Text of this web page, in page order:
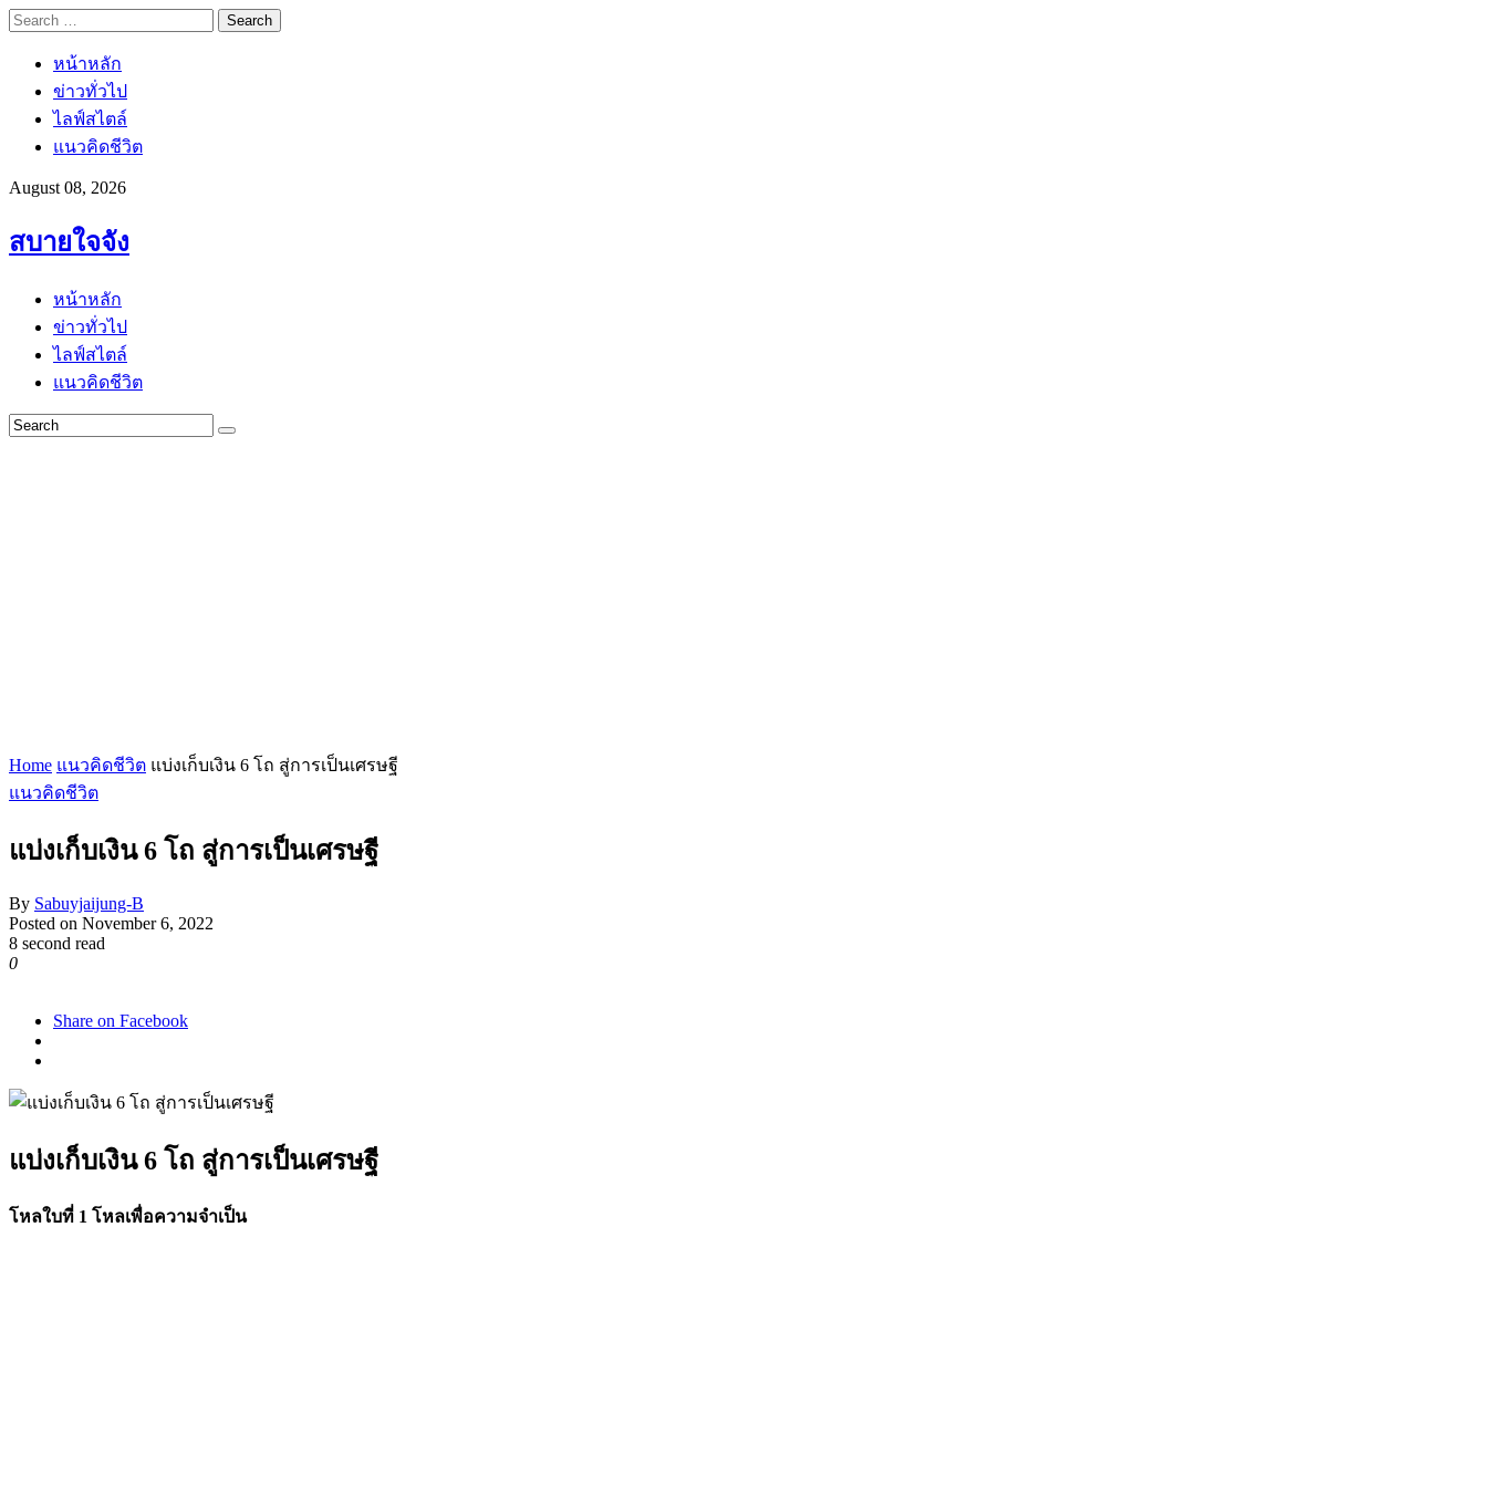
Search
for:
หน้าหลัก
ข่าวทั่วไป
ไลฟ์สไตล์
แนวคิดชีวิต
August 08, 2026
สบายใจจัง
หน้าหลัก
ข่าวทั่วไป
ไลฟ์สไตล์
แนวคิดชีวิต
Home แนวคิดชีวิต แบ่งเก็บเงิน 6 โถ สู่การเป็นเศรษฐี
แนวคิดชีวิต
แบ่งเก็บเงิน 6 โถ สู่การเป็นเศรษฐี
By Sabuyjaijung-B
Posted on November 6, 2022
8 second read
0
Share on Facebook
แบ่งเก็บเงิน 6 โถ สู่การเป็นเศรษฐี
โหลใบที่ 1 โหลเพื่อความจำเป็น